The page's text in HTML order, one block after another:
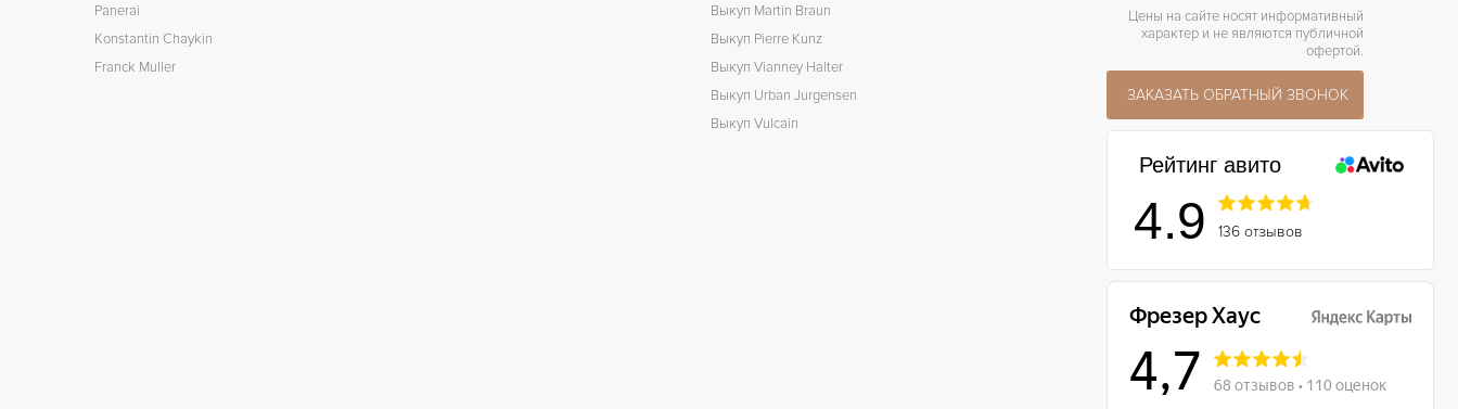
Panerai
Konstantin Chaykin
Franck Muller
Выкуп Martin Braun
Выкуп Pierre Kunz
Выкуп Vianney Halter
Выкуп Urban Jurgensen
Выкуп Vulcain
Цены на сайте носят информативный
характер и не являются публичной
офертой.
ЗАКАЗАТЬ ОБРАТНЫЙ ЗВОНОК
Рейтинг авито
4.9 136 отзывов